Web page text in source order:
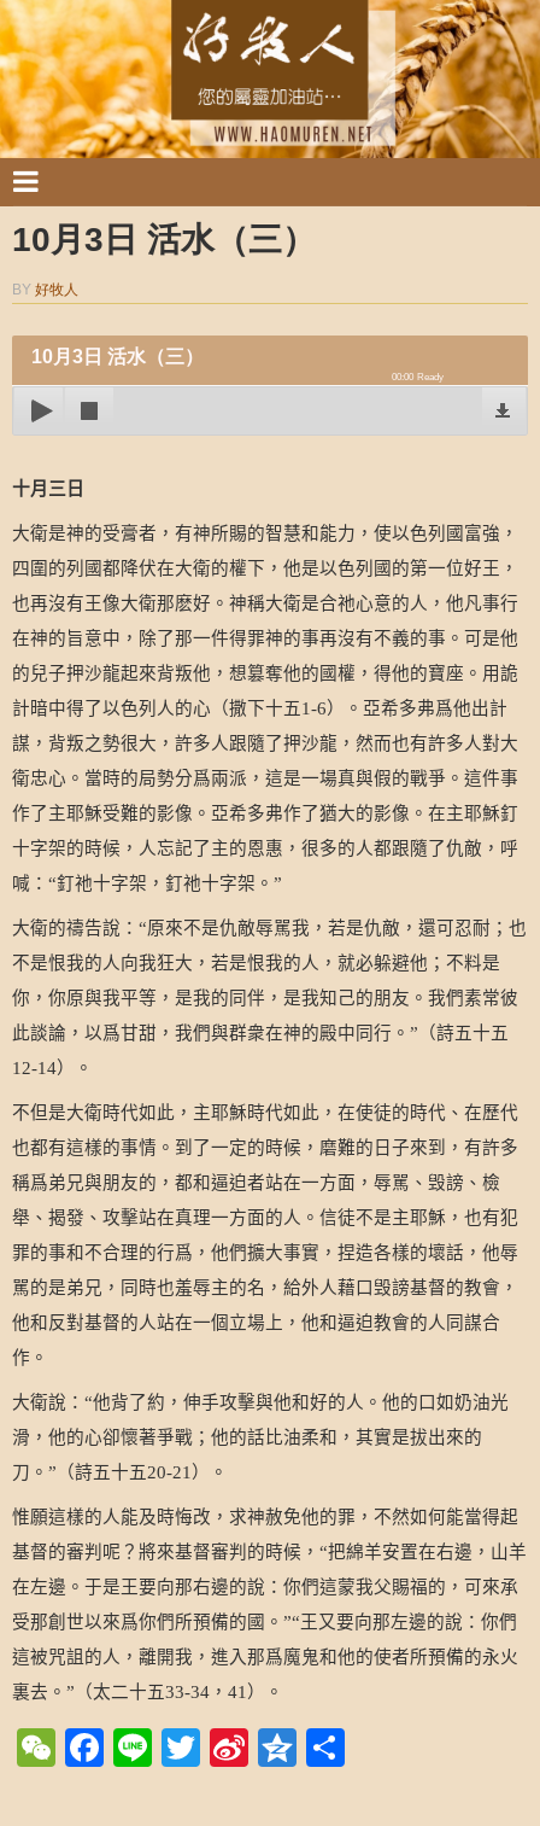
10月3日 活水（三）
BY 好牧人
10月3日 活水（三）
00:00 Ready
十月三日
大衛是神的受膏者，有神所賜的智慧和能力，使以色列國富強，
四圍的列國都降伏在大衛的權下，他是以色列國的第一位好王，
也再沒有王像大衛那麽好。神稱大衛是合祂心意的人，他凡事行
在神的旨意中，除了那一件得罪神的事再沒有不義的事。可是他
的兒子押沙龍起來背叛他，想篡奪他的國權，得他的寶座。用詭
計暗中得了以色列人的心（撒下十五1-6）。亞希多弗爲他出計
謀，背叛之勢很大，許多人跟隨了押沙龍，然而也有許多人對大
衛忠心。當時的局勢分爲兩派，這是一場真與假的戰爭。這件事
作了主耶穌受難的影像。亞希多弗作了猶大的影像。在主耶穌釘
十字架的時候，人忘記了主的恩惠，很多的人都跟隨了仇敵，呼
喊： “釘祂十字架，釘祂十字架。 ”
大衛的禱告說： “原來不是仇敵辱駡我，若是仇敵，還可忍耐；也
不是恨我的人向我狂大，若是恨我的人，就必躲避他；不料是
你，你原與我平等，是我的同伴，是我知己的朋友。我們素常彼
此談論，以爲甘甜，我們與群衆在神的殿中同行。 ” （詩五十五
12-14）。
不但是大衛時代如此，主耶穌時代如此，在使徒的時代、在歷代
也都有這樣的事情。到了一定的時候，磨難的日子來到，有許多
稱爲弟兄與朋友的，都和逼迫者站在一方面，辱駡、毁謗、檢
舉、揭發、攻擊站在真理一方面的人。信徒不是主耶穌，也有犯
罪的事和不合理的行爲，他們擴大事實，捏造各樣的壞話，他辱
駡的是弟兄，同時也羞辱主的名，給外人藉口毁謗基督的教會，
他和反對基督的人站在一個立場上，他和逼迫教會的人同謀合
作。
大衛說： “他背了約，伸手攻擊與他和好的人。他的口如奶油光
滑，他的心卻懷著爭戰；他的話比油柔和，其實是拔出來的
刀。 ” （詩五十五20-21 ）。
惟願這樣的人能及時悔改，求神赦免他的罪，不然如何能當得起
基督的審判呢？將來基督審判的時候， “把綿羊安置在右邊，山羊
在左邊。于是王要向那右邊的說：你們這蒙我父賜福的，可來承
受那創世以來爲你們所預備的國。 ”“王又要向那左邊的說：你們
這被咒詛的人，離開我，進入那爲魔鬼和他的使者所預備的永火
裏去。 ” （太二十五33-34 ， 41 ）。
WeChat
Facebook
LineTwitter
SinaQzone